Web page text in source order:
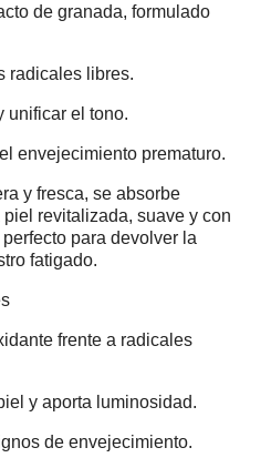
de granada, formulado
radicales libres.
unificar el tono.
envejecimiento prematuro.
y fresca, se absorbe
revitalizada, suave y con
para devolver la
fatigado.
frente a radicales
y aporta luminosidad.
de envejecimiento.